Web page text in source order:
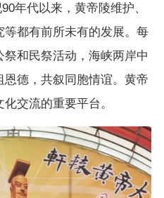
年代以来，黄帝陵维护、
都有前所未有的发展。每
和民祭活动，海峡两岸中
德，共叙同胞情谊。黄帝
交流的重要平台。